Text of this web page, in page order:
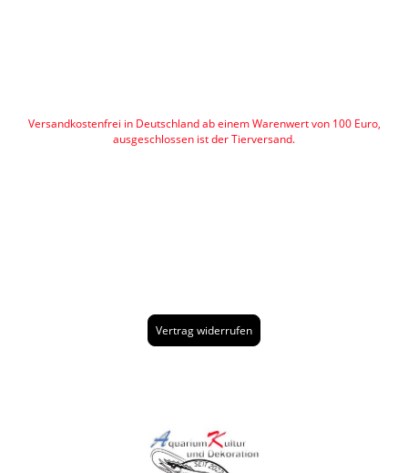
Versandkostenfrei in Deutschland ab einem Warenwert von 100 Euro,
ausgeschlossen ist der Tierversand.
Vertrag widerrufen